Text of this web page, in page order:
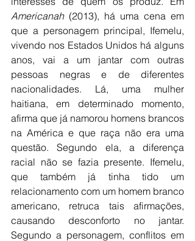
Americanah (2013), há uma cena em
que a personagem principal, Ifemelu,
vivendo nos Estados Unidos há alguns
anos, vai a um jantar com outras
pessoas negras e de diferentes
nacionalidades. Lá, uma mulher
haitiana, em determinado momento,
afirma que já namorou homens brancos
na América e que raça não era uma
questão. Segundo ela, a diferença
racial não se fazia presente. Ifemelu,
que também já tinha tido um
relacionamento com um homem branco
americano, retruca tais afirmações,
causando desconforto no jantar.
Segundo a personagem, conflitos em